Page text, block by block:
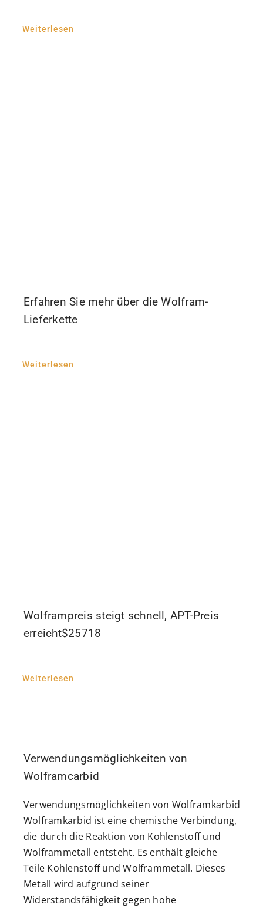
Weiterlesen
Erfahren Sie mehr über die Wolfram-
Lieferkette
Weiterlesen
Wolframpreis steigt schnell, APT-Preis
erreicht$25718
Weiterlesen
Verwendungsmöglichkeiten von
Wolframcarbid
Verwendungsmöglichkeiten von Wolframkarbid
Wolframkarbid ist eine chemische Verbindung,
die durch die Reaktion von Kohlenstoff und
Wolframmetall entsteht. Es enthält gleiche
Teile Kohlenstoff und Wolframmetall. Dieses
Metall wird aufgrund seiner
Widerstandsfähigkeit gegen hohe